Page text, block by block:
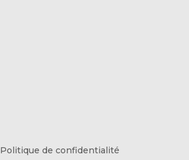
Politique de confidentialité